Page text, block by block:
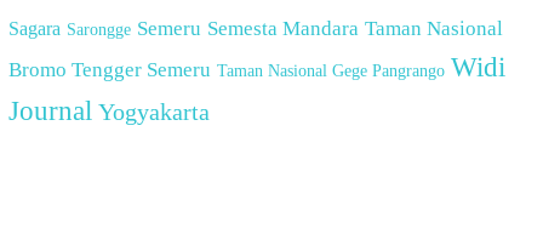
Sagara Sarongge Semeru Semesta Mandara Taman Nasional
Bromo Tengger Semeru Taman Nasional Gege Pangrango Widi
Journal Yogyakarta